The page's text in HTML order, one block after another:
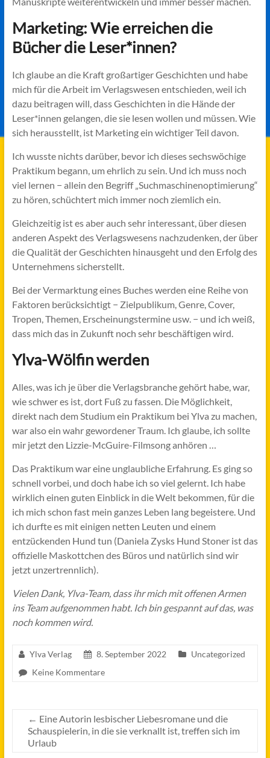
Marketing: Wie erreichen die
Bücher die Leser*innen?
Ich glaube an die Kraft großartiger Geschichten und habe
mich für die Arbeit im Verlagswesen entschieden, weil ich
dazu beitragen will, dass Geschichten in die Hände der
Leser*innen gelangen, die sie lesen wollen und müssen. Wie
sich herausstellt, ist Marketing ein wichtiger Teil davon.
Ich wusste nichts darüber, bevor ich dieses sechswöchige
Praktikum begann, um ehrlich zu sein. Und ich muss noch
viel lernen − allein den Begriff „Suchmaschinenoptimierung“
zu hören, schüchtert mich immer noch ziemlich ein.
Gleichzeitig ist es aber auch sehr interessant, über diesen
anderen Aspekt des Verlagswesens nachzudenken, der über
die Qualität der Geschichten hinausgeht und den Erfolg des
Unternehmens sicherstellt.
Bei der Vermarktung eines Buches werden eine Reihe von
Faktoren berücksichtigt − Zielpublikum, Genre, Cover,
Tropen, Themen, Erscheinungstermine usw. − und ich weiß,
dass mich das in Zukunft noch sehr beschäftigen wird.
Ylva-Wölfin werden
Alles, was ich je über die Verlagsbranche gehört habe, war,
wie schwer es ist, dort Fuß zu fassen. Die Möglichkeit,
direkt nach dem Studium ein Praktikum bei Ylva zu machen,
war also ein wahr gewordener Traum. Ich glaube, ich sollte
mir jetzt den Lizzie-McGuire-Filmsong anhören …
Das Praktikum war eine unglaubliche Erfahrung. Es ging so
schnell vorbei, und doch habe ich so viel gelernt. Ich habe
wirklich einen guten Einblick in die Welt bekommen, für die
ich mich schon fast mein ganzes Leben lang begeistere. Und
ich durfte es mit einigen netten Leuten und einem
entzückenden Hund tun (Daniela Zysks Hund Stoner ist das
offizielle Maskottchen des Büros und natürlich sind wir
jetzt unzertrennlich).
Vielen Dank, Ylva-Team, dass ihr mich mit offenen Armen
ins Team aufgenommen habt. Ich bin gespannt auf das, was
noch kommen wird.
Ylva Verlag 8. September 2022
Uncategorized
Keine Kommentare
← Eine Autorin lesbischer Liebesromane und die
Schauspielerin, in die sie verknallt ist, treffen sich im
Urlaub